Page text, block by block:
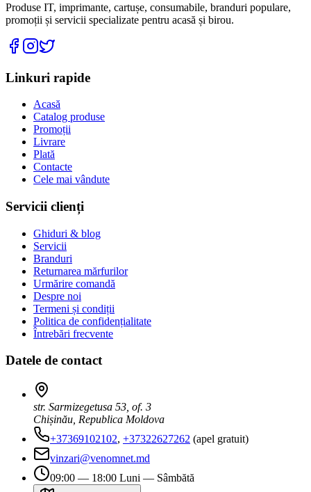
Produse IT, imprimante, cartușe, consumabile, branduri populare,
promoții și servicii specializate pentru acasă și birou.
Linkuri rapide
Acasă
Catalog produse
Promoții
Livrare
Plată
Contacte
Cele mai vândute
Servicii clienți
Ghiduri & blog
Servicii
Branduri
Returnarea mărfurilor
Urmărire comandă
Despre noi
Termeni și condiții
Politica de confidențialitate
Întrebări frecvente
Datele de contact
str. Sarmizegetusa 53, of. 3
Chișinău, Republica Moldova
+37369102102, +37322627262 (apel gratuit)
vinzari@venomnet.md
09:00 — 18:00 Luni — Sâmbătă